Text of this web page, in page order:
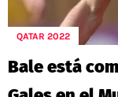
QATAR 2022
Bale está